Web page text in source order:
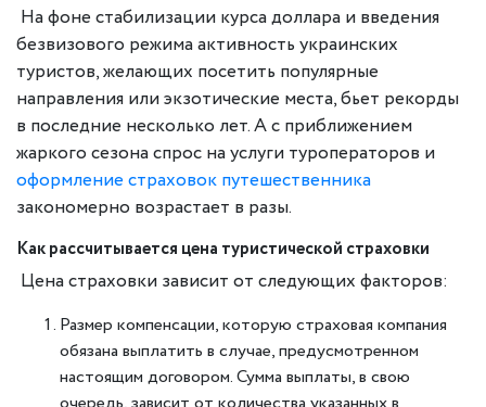
На фоне стабилизации курса доллара и введения
безвизового режима активность украинских
туристов, желающих посетить популярные
направления или экзотические места, бьет рекорды
в последние несколько лет. А с приближением
жаркого сезона спрос на услуги туроператоров и
оформление страховок путешественника
закономерно возрастает в разы.
Как рассчитывается цена туристической страховки
Цена страховки зависит от следующих факторов:
Размер компенсации, которую страховая компания
обязана выплатить в случае, предусмотренном
настоящим договором. Сумма выплаты, в свою